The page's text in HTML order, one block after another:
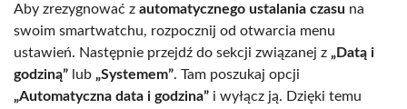
Aby zrezygnować z automatycznego ustalania czasu na
swoim smartwatchu, rozpocznij od otwarcia menu
ustawień. Następnie przejdź do sekcji związanej z „Datą i
godziną” lub „Systemem”. Tam poszukaj opcji
„Automatyczna data i godzina” i wyłącz ją. Dzięki temu